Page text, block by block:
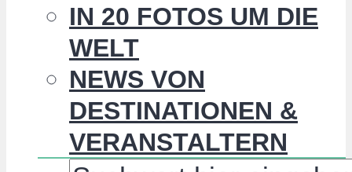
IN 20 FOTOS UM DIE
WELT
NEWS VON
DESTINATIONEN &
VERANSTALTERN